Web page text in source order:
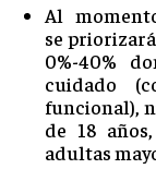
Al
se
0%-40%
cuidado
funcional),
de 18
adultas